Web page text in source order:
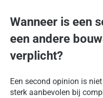
Wanneer is een
een andere
verplicht?
Een second opinion is
sterk aanbevolen bij